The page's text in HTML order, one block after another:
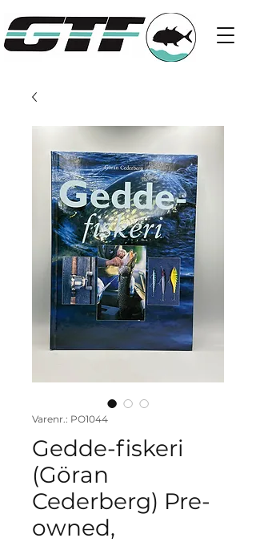
Varenr.: PO1044
Gedde-fiskeri
(Göran
Cederberg) Pre-
owned,